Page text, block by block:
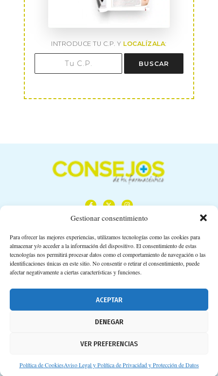
Gestionar consentimiento
Para ofrecer las mejores experiencias, utilizamos tecnologías como las cookies para
almacenar y/o acceder a la información del dispositivo. El consentimiento de estas
tecnologías nos permitirá procesar datos como el comportamiento de navegación o las
identificaciones únicas en este sitio. No consentir o retirar el consentimiento, puede
afectar negativamente a ciertas características y funciones.
ACEPTAR
DENEGAR
VER PREFERENCIAS
Política de CookiesAviso Legal y Política de Privacidad y Protección de Datos
INTRODUCE TU C.P. Y LOCALÍZALA:
BUSCAR
Calle Camino de los Descubrimientos, 11,
Planta 3ª 41092 – Sevilla
674 02 62 03
Aviso legal
Protección de datos personales
Suscripción a Newsletter